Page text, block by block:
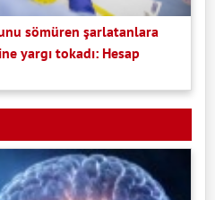
sömüren şarlatanlara
yargı tokadı: Hesap